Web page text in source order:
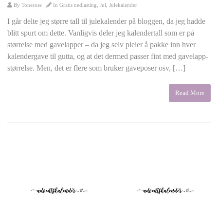
By Tonerose In Gratis nedlasting Jul Julekalender
I går delte jeg større tall til julekalender på bloggen, da jeg hadde
blitt spurt om dette. Vanligvis deler jeg kalendertall som er på
størrelse med gavelapper – da jeg selv pleier å pakke inn hver
kalendergave til gutta, og at det dermed passer fint med gavelapp-
størrelse. Men, det er flere som bruker gaveposer osv, […]
Read More